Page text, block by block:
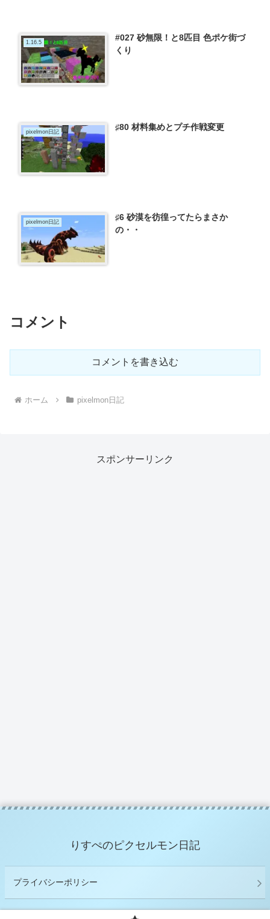
1.16.5
#027 砂無限！と8匹目 色ポケ街づ
くり
pixelmon日記 ♯80 材料集めとプチ作戦変更
pixelmon日記
♯6 砂漠を彷徨ってたらまさか
の・・
コメント
コメントを書き込む
ホーム pixelmon日記
スポンサーリンク
りすぺのピクセルモン日記
プライバシーポリシー